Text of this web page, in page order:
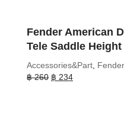
Fender American
Tele Saddle
Accessories&Part, Fender
฿260 Original
฿ 234Current